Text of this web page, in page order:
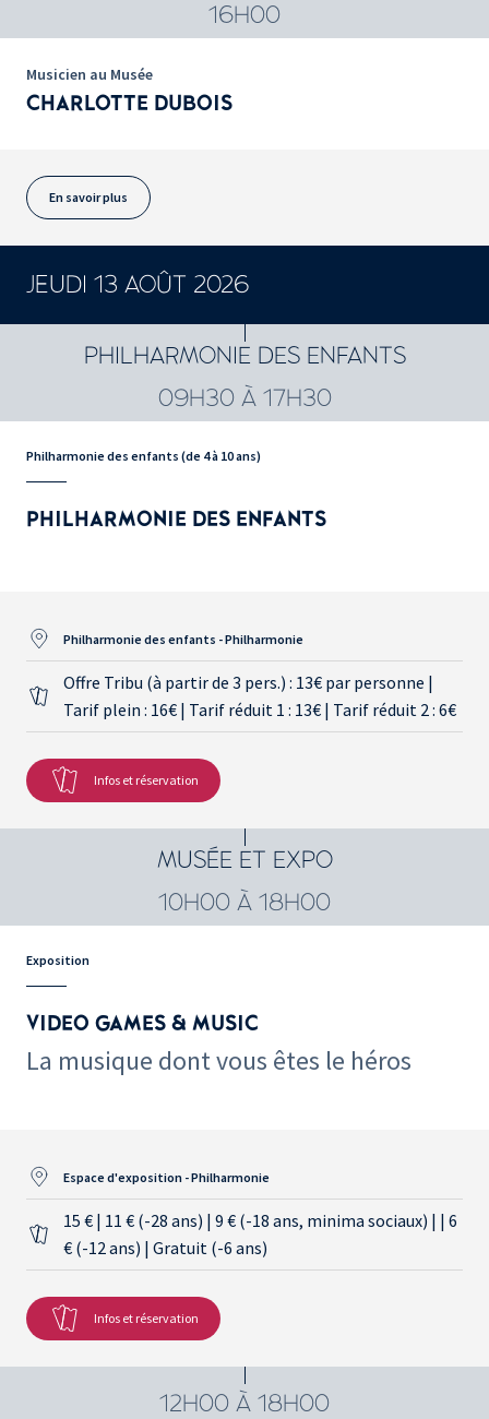
16H00
Musicien au Musée
CHARLOTTE DUBOIS
En savoir plus
JEUDI 13 AOÛT 2026
PHILHARMONIE DES ENFANTS
09H30 À 17H30
Philharmonie des enfants (de 4 à 10 ans)
PHILHARMONIE DES ENFANTS
Philharmonie des enfants - Philharmonie
Offre Tribu (à partir de 3 pers.) : 13€ par personne |
Tarif plein : 16€ | Tarif réduit 1 : 13€ | Tarif réduit 2 : 6€
Infos et réservation
MUSÉE ET EXPO
10H00 À 18H00
Exposition
VIDEO GAMES & MUSIC
La musique dont vous êtes le héros
Espace d'exposition - Philharmonie
15 € | 11 € (-28 ans) | 9 € (-18 ans, minima sociaux) | | 6
€ (-12 ans) | Gratuit (-6 ans)
Infos et réservation
12H00 À 18H00